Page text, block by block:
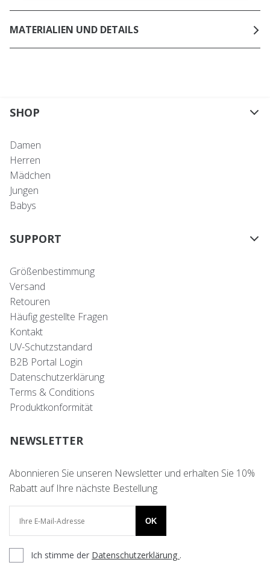
MATERIALIEN UND DETAILS
SHOP
Damen
Herren
Mädchen
Jungen
Babys
SUPPORT
Größenbestimmung
Versand
Retouren
Häufig gestellte Fragen
Kontakt
UV-Schutzstandard
B2B Portal Login
Datenschutzerklärung
Terms & Conditions
Produktkonformität
NEWSLETTER
Abonnieren Sie unseren Newsletter und erhalten Sie 10%
Rabatt auf Ihre nächste Bestellung
OK
Ich stimme der Datenschutzerklärung .